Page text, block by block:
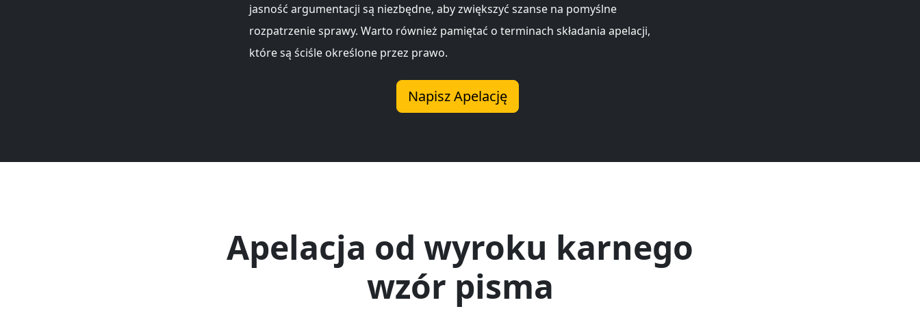
jasność argumentacji są niezbędne, aby zwiększyć szanse na pomyślne
rozpatrzenie sprawy. Warto również pamiętać o terminach składania apelacji,
które są ściśle określone przez prawo.
Napisz Apelację
Apelacja od wyroku karnego
wzór pisma